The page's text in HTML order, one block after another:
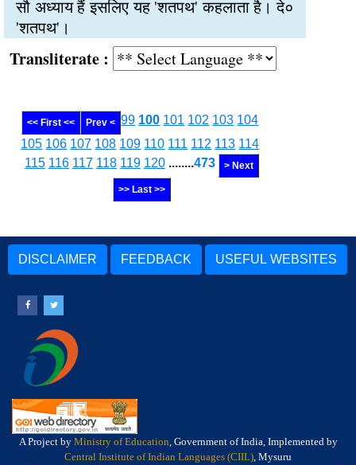
सौ अध्याय हैं इसलिए यह 'शतपथ' कहलाता है। दे०
'शतपथ'।
:
<< First << Prev < 99 100 101 102 103 104
105 106 107 108 109 110 111 112 113 114
115 116 117 118 119 120 ........473 > Next
>> Last >>
DISCLAIMER FEEDBACK USEFUL WEBSITES
A Project by Ministry of Education, Government of India, Implemented by
Central Institute of Indian Languages (CIIL), Mysuru